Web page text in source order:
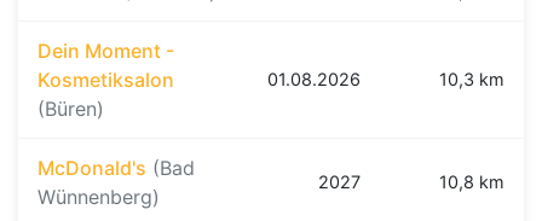
Dein Moment -
Kosmetiksalon
(Büren)
01.08.2026 10,3 km
McDonald's (Bad
Wünnenberg)
2027 10,8 km